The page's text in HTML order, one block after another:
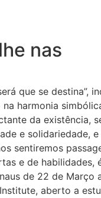
nas
que se destina”,
harmonia
da existência,
e solidariedade,
sentiremos
e de habilidades,
de 22 de Março
aberto a